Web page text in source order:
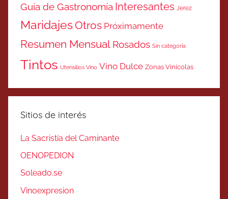
Guía de Gastronomía Interesantes Jerez
MaridajesOtros Próximamente
Resumen Mensual Rosados Sin categoría
Tintos Utensilios Vino Vino Dulce Zonas Vinicolas
Sitios de interés
La Sacristía del Caminante
OENOPEDION
Soleado.se
Vinoexpresion